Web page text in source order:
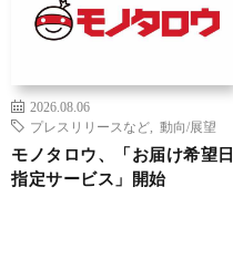
2026.08.06
プレスリリースなど
動向/展望
モノタロウ、「お届け希望日
指定サービス」開始